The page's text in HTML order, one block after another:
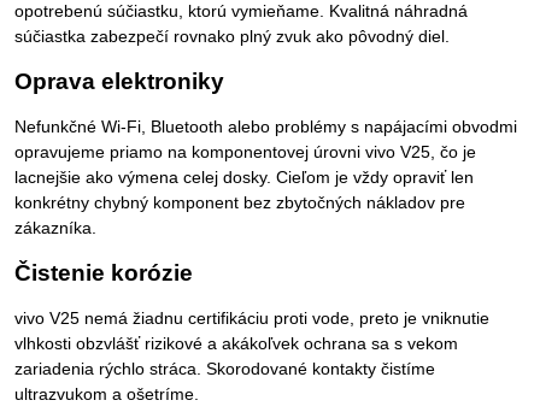
opotrebenú súčiastku, ktorú vymieňame. Kvalitná náhradná
súčiastka zabezpečí rovnako plný zvuk ako pôvodný diel.
Oprava elektroniky
Nefunkčné Wi-Fi, Bluetooth alebo problémy s napájacími obvodmi
opravujeme priamo na komponentovej úrovni vivo V25, čo je
lacnejšie ako výmena celej dosky. Cieľom je vždy opraviť len
konkrétny chybný komponent bez zbytočných nákladov pre
zákazníka.
Čistenie korózie
vivo V25 nemá žiadnu certifikáciu proti vode, preto je vniknutie
vlhkosti obzvlášť rizikové a akákoľvek ochrana sa s vekom
zariadenia rýchlo stráca. Skorodované kontakty čistíme
ultrazvukom a ošetríme.